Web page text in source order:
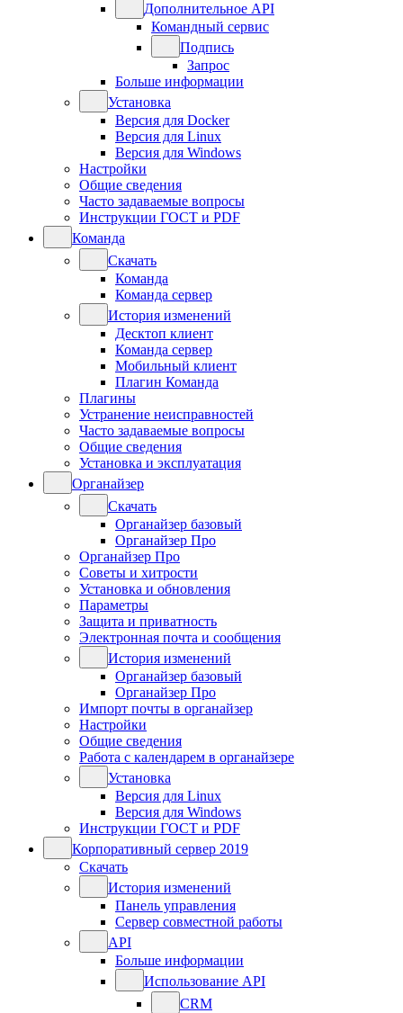
Дополнительное API
Командный сервис
Подпись
Запрос
Больше информации
Установка
Версия для Docker
Версия для Linux
Версия для Windows
Настройки
Общие сведения
Часто задаваемые вопросы
Инструкции ГОСТ и PDF
Команда
Скачать
Команда
Команда сервер
История изменений
Десктоп клиент
Команда сервер
Мобильный клиент
Плагин Команда
Плагины
Устранение неисправностей
Часто задаваемые вопросы
Общие сведения
Установка и эксплуатация
Органайзер
Скачать
Органайзер базовый
Органайзер Про
Органайзер Про
Советы и хитрости
Установка и обновления
Параметры
Защита и приватность
Электронная почта и сообщения
История изменений
Органайзер базовый
Органайзер Про
Импорт почты в органайзер
Настройки
Общие сведения
Работа с календарем в органайзере
Установка
Версия для Linux
Версия для Windows
Инструкции ГОСТ и PDF
Корпоративный сервер 2019
Скачать
История изменений
Панель управления
Сервер совместной работы
API
Больше информации
Использование API
CRM